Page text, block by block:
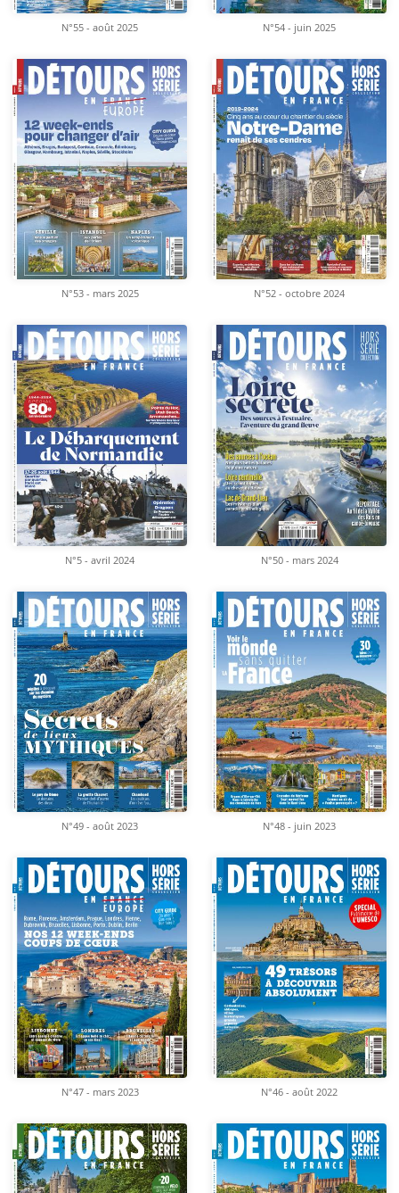
N°55 - août 2025 N°54 - juin 2025
N°53 - mars 2025 N°52 - octobre 2024
N°5 - avril 2024 N°50 - mars 2024
N°49 - août 2023 N°48 - juin 2023
N°47 - mars 2023 N°46 - août 2022